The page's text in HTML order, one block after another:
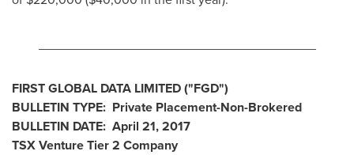
FIRST GLOBAL DATA LIMITED("FGD")
BULLETIN TYPE: Private Placement-Non-Brokered
BULLETIN DATE: April 21, 2017
TSX Venture Tier 2 Company